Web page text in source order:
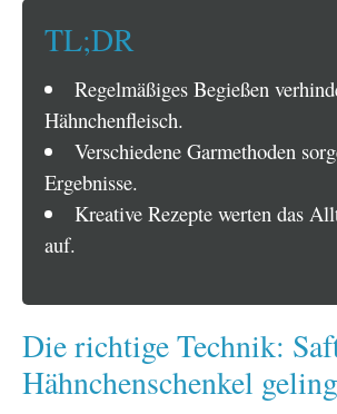
TL;DR
Regelmäßiges Begießen
Hähnchenfleisch.
Verschiedene Garmethoden
Ergebnisse.
Kreative Rezepte werten das
auf.
Die richtige Technik:
Hähnchenschenkel